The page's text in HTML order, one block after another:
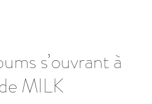
s’ouvrant à
MILK